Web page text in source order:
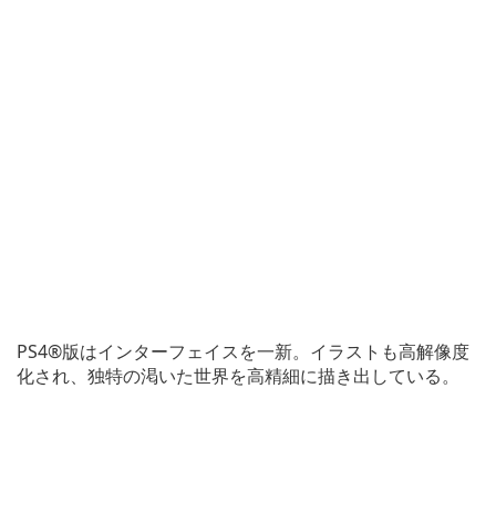
PS4®版はインターフェイスを一新。イラストも高解像度
化され、独特の渇いた世界を高精細に描き出している。